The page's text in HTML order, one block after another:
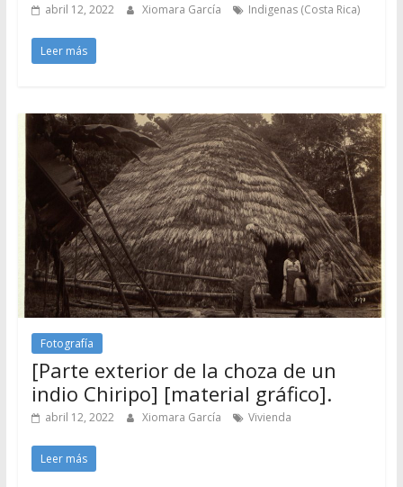
abril 12, 2022 Xiomara García Indigenas (Costa Rica)
Leer más
Fotografía
[Parte exterior de la choza de un
indio Chiripo] [material gráfico].
abril 12, 2022 Xiomara García Vivienda
Leer más